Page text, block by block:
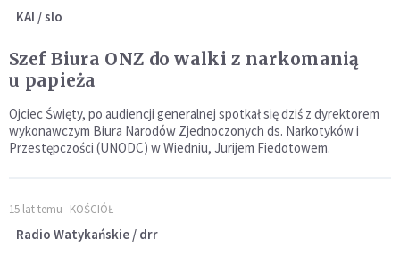
KAI / slo
Szef Biura ONZ do walki z narkomanią
u papieża
Ojciec Święty, po audiencji generalnej spotkał się dziś z dyrektorem
wykonawczym Biura Narodów Zjednoczonych ds. Narkotyków i
Przestępczości (UNODC) w Wiedniu, Jurijem Fiedotowem.
15 lat temu KOŚCIÓŁ
Radio Watykańskie / drr